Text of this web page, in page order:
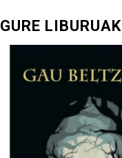
GURE LIBURUAK